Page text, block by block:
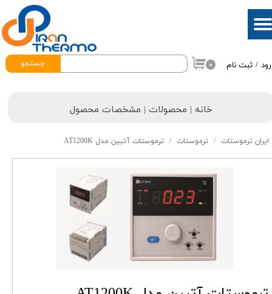
/ ثبت نام
حساب کاربری من
خروج از حساب کاربری
جستجو ۰
خانه | محصولات | مشخصات محصول
ایران ترموستات ترموستات ترموستات آتبین مدل AT1200K